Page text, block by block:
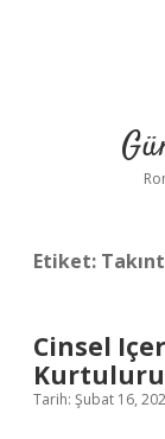
Etiket:
Cinsel
Tarih: Şubat 16,